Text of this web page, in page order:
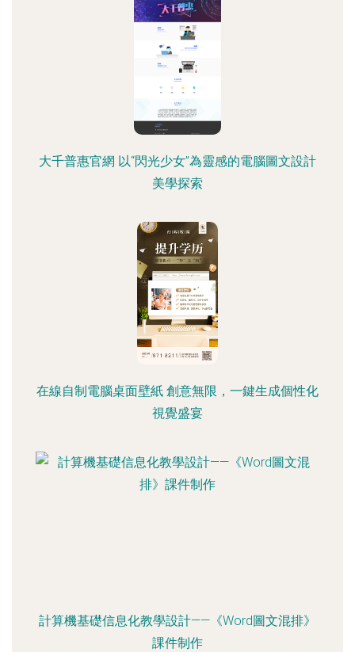
大千普惠官網 以“閃光少女”為靈感的電腦圖文設計
美學探索
在線自制電腦桌面壁紙 創意無限，一鍵生成個性化
視覺盛宴
計算機基礎信息化教學設計——《Word圖文混排》
課件制作